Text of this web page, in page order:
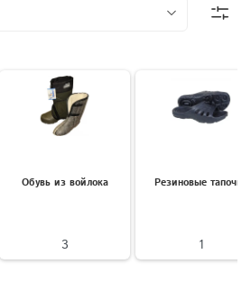
Обувь из войлока
3
Резиновые тапочки
1